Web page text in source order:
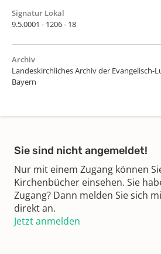
Signatur Lokal
9.5.0001 - 1206 - 18
Archiv
Landeskirchliches Archiv der Evangelisch-
Bayern
Sie sind nicht angemeldet!
Nur mit einem Zugang können
Kirchenbücher einsehen. Sie
Zugang? Dann melden Sie sich
direkt an.
Jetzt anmelden